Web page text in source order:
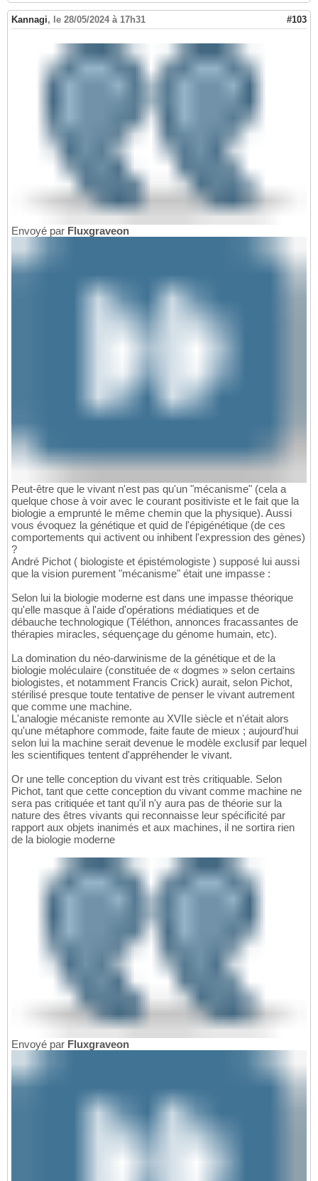
Kannagi, le 28/05/2024 à 17h31 #103
Envoyé par Fluxgraveon
Peut-être que le vivant n'est pas qu'un "mécanisme" (cela a
quelque chose à voir avec le courant positiviste et le fait que la
biologie a emprunté le même chemin que la physique). Aussi
vous évoquez la génétique et quid de l'épigénétique (de ces
comportements qui activent ou inhibent l'expression des gènes)
?
André Pichot ( biologiste et épistémologiste ) supposé lui aussi
que la vision purement "mécanisme" était une impasse :
Selon lui la biologie moderne est dans une impasse théorique
qu'elle masque à l'aide d'opérations médiatiques et de
débauche technologique (Téléthon, annonces fracassantes de
thérapies miracles, séquençage du génome humain, etc).
La domination du néo-darwinisme de la génétique et de la
biologie moléculaire (constituée de « dogmes » selon certains
biologistes, et notamment Francis Crick) aurait, selon Pichot,
stérilisé presque toute tentative de penser le vivant autrement
que comme une machine.
L'analogie mécaniste remonte au XVIIe siècle et n'était alors
qu'une métaphore commode, faite faute de mieux ; aujourd'hui
selon lui la machine serait devenue le modèle exclusif par lequel
les scientifiques tentent d'appréhender le vivant.
Or une telle conception du vivant est très critiquable. Selon
Pichot, tant que cette conception du vivant comme machine ne
sera pas critiquée et tant qu'il n'y aura pas de théorie sur la
nature des êtres vivants qui reconnaisse leur spécificité par
rapport aux objets inanimés et aux machines, il ne sortira rien
de la biologie moderne
Envoyé par Fluxgraveon